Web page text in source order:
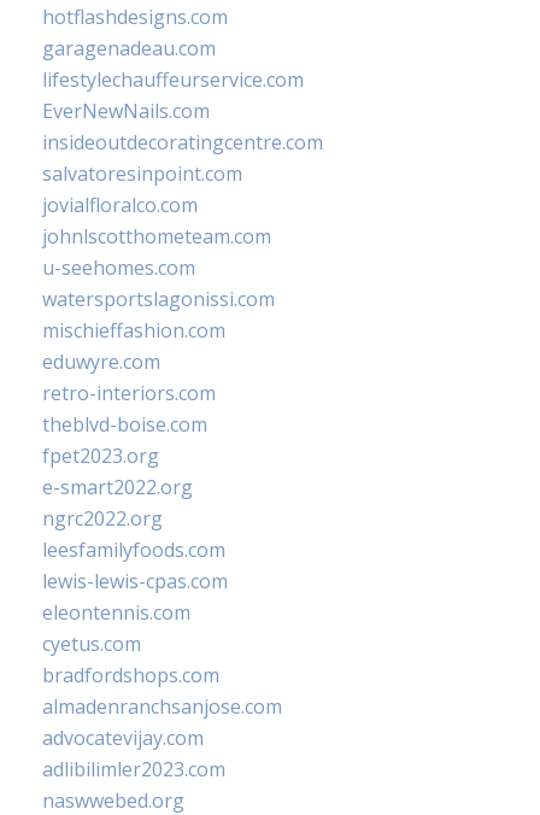
hotflashdesigns.com
garagenadeau.com
lifestylechauffeurservice.com
EverNewNails.com
insideoutdecoratingcentre.com
salvatoresinpoint.com
jovialfloralco.com
johnlscotthometeam.com
u-seehomes.com
watersportslagonissi.com
mischieffashion.com
eduwyre.com
retro-interiors.com
theblvd-boise.com
fpet2023.org
e-smart2022.org
ngrc2022.org
leesfamilyfoods.com
lewis-lewis-cpas.com
eleontennis.com
cyetus.com
bradfordshops.com
almadenranchsanjose.com
advocatevijay.com
adlibilimler2023.com
naswwebed.org